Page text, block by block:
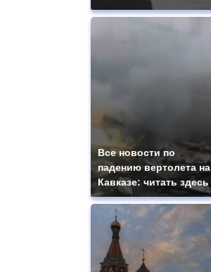
Все новости по
падению вертолета на
Кавказе: читать здесь